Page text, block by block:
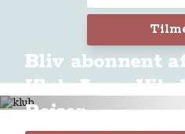
Bliv abonnent
Klub Anne-
Rejser